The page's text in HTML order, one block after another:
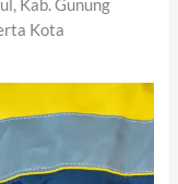
Kab. Gunung
Kota